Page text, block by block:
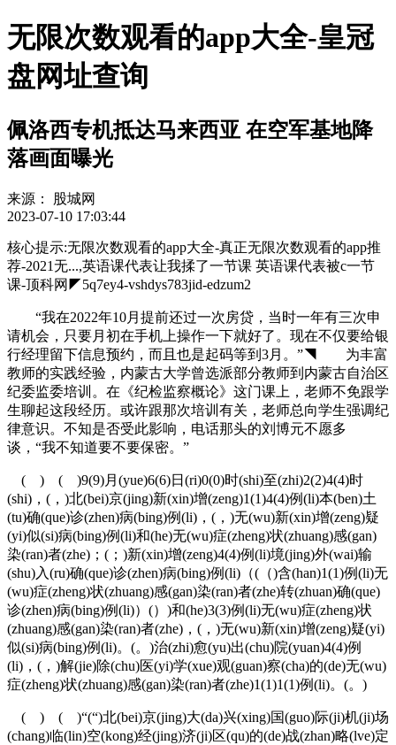
无限次数观看的app大全-皇冠
盘网址查询
佩洛西专机抵达马来西亚 在空军基地降
落画面曝光
来源：
股城网
2023-07-10 17:03:44
核心提示:无限次数观看的app大全-真正无限次数观看的app推
荐-2021无...,英语课代表让我揉了一节课 英语课代表被c一节
课-顶科网◤5q7ey4-vshdys783jid-edzum2
“我在2022年10月提前还过一次房贷，当时一年有三次申
请机会，只要月初在手机上操作一下就好了。现在不仅要给银
行经理留下信息预约，而且也是起码等到3月。”◥ 为丰富
教师的实践经验，内蒙古大学曾选派部分教师到内蒙古自治区
纪委监委培训。在《纪检监察概论》这门课上，老师不免跟学
生聊起这段经历。或许跟那次培训有关，老师总向学生强调纪
律意识。不知是否受此影响，电话那头的刘博元不愿多
谈，“我不知道要不要保密。”
( ) ( )9(9)月(yue)6(6)日(ri)0(0)时(shi)至(zhi)2(2)4(4)时
(shi)，(，)北(bei)京(jing)新(xin)增(zeng)1(1)4(4)例(li)本(ben)土
(tu)确(que)诊(zhen)病(bing)例(li)，(，)无(wu)新(xin)增(zeng)疑
(yi)似(si)病(bing)例(li)和(he)无(wu)症(zheng)状(zhuang)感(gan)
染(ran)者(zhe)；(；)新(xin)增(zeng)4(4)例(li)境(jing)外(wai)输
(shu)入(ru)确(que)诊(zhen)病(bing)例(li)（(（)含(han)1(1)例(li)无
(wu)症(zheng)状(zhuang)感(gan)染(ran)者(zhe)转(zhuan)确(que)
诊(zhen)病(bing)例(li)）(）)和(he)3(3)例(li)无(wu)症(zheng)状
(zhuang)感(gan)染(ran)者(zhe)，(，)无(wu)新(xin)增(zeng)疑(yi)
似(si)病(bing)例(li)。(。)治(zhi)愈(yu)出(chu)院(yuan)4(4)例
(li)，(，)解(jie)除(chu)医(yi)学(xue)观(guan)察(cha)的(de)无(wu)
症(zheng)状(zhuang)感(gan)染(ran)者(zhe)1(1)1(1)例(li)。(。)
( ) ( )“(“)北(bei)京(jing)大(da)兴(xing)国(guo)际(ji)机(ji)场
(chang)临(lin)空(kong)经(jing)济(ji)区(qu)的(de)战(zhan)略(lve)定